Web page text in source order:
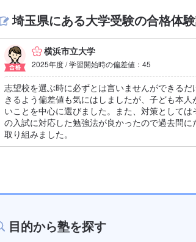
埼玉県にある大学受験の合格体
横浜市立大学
2025年度 / 学習開始時の偏差値：45
志望校を選ぶ時に必ずとは言いませんができるだ
きるよう偏差値も気にはしましたが、子ども本人
いことを中心に選びました。また、対策としては
の入試に対応した勉強法が良かったので過去問に
取り組みました。
目的から塾を探す